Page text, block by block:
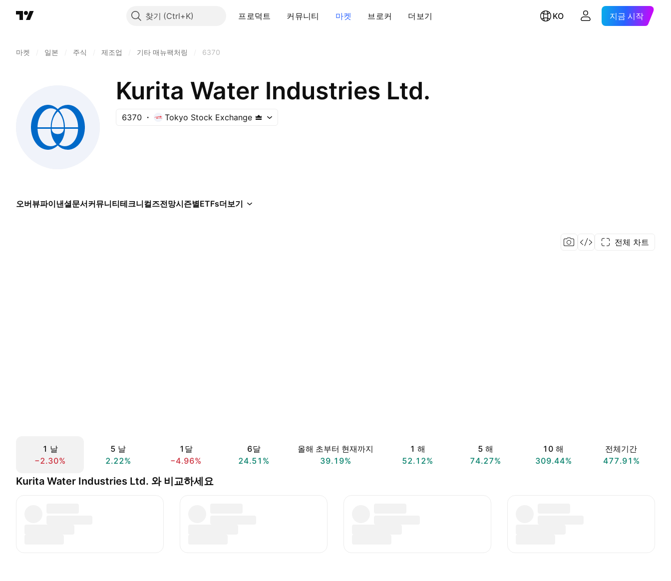
찾기 프로덕트 커뮤니티 마켓 브로커 더보기 KO 지금 시작
마켓 일본 주식 제조업 기타 매뉴팩처링 6370
Kurita Water Industries Ltd.
6370 Tokyo Stock Exchange
오버뷰파이낸셜문서커뮤니티테크니컬즈전망시즌별ETFs더보기
전체 차트
1 날
−2.30%
5 날
2.22%
1달
−4.96%
6달
24.51%
올해 초부터 현재까지
39.19%
1 해
52.12%
5 해
74.27%
10 해
309.44%
전체기간
477.91%
Kurita Water Industries Ltd. 와 비교하세요